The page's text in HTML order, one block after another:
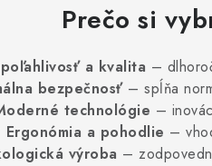
Prečo si
a kvalita –
bezpečnosť– spĺňa
technológie –
Ergonómia a pohodlie –
výroba –